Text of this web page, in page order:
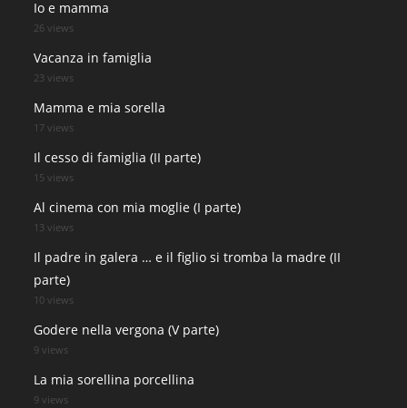
Io e mamma
26 views
Vacanza in famiglia
23 views
Mamma e mia sorella
17 views
Il cesso di famiglia (II parte)
15 views
Al cinema con mia moglie (I parte)
13 views
Il padre in galera … e il figlio si tromba la madre (II
parte)
10 views
Godere nella vergona (V parte)
9 views
La mia sorellina porcellina
9 views